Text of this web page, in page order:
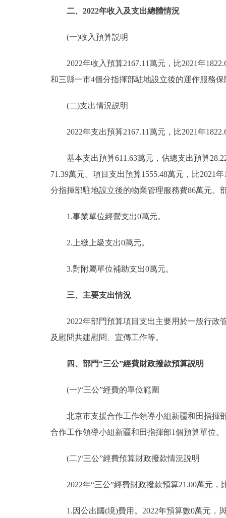
二、2022年收入及支出總體情況
(一)收入預算説明
2022年收入預算2167.11萬元，比2021年
和三縣一市4個分指揮部駐地設立後的運作服務
(二)支出情況説明
2022年支出預算2167.11萬元，比2021年
基本支出預算611.63萬元，佔總支出預算
71.39萬元。項目支出預算1555.48萬元，比2021
分指揮部駐地設立後的物業管理服務費86萬元。
1.事業單位經營支出0萬元。
2.上繳上級支出0萬元。
3.對附屬單位補助支出0萬元。
三、主要支出情況
2022年部門預算項目支出主要用於一般行政
及慰問共建慰問、宣傳工作等。
四、部門“三公”經費財政撥款預算説明
(一)“三公”經費的單位範圍
北京市支援合作工作領導小組新疆和田指揮部
合作工作領導小組新疆和田指揮部1個預算單位。
(二)“三公”經費預算財政撥款情況説明
2022年“三公”經費財政撥款預算21.00萬元，
1.因公出國(境)費用。2022年預算數0萬元，